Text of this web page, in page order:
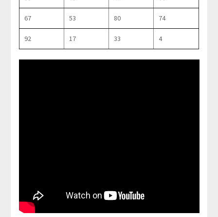
67 53 80 74
92 17 33 4